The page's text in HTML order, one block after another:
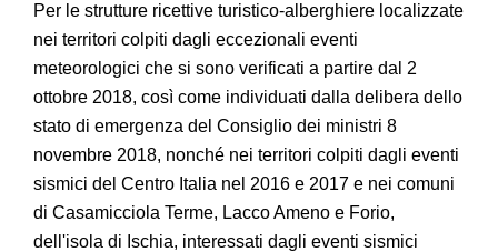
Per le strutture ricettive turistico-alberghiere localizzate
nei territori colpiti dagli eccezionali eventi
meteorologici che si sono verificati a partire dal 2
ottobre 2018, così come individuati dalla delibera dello
stato di emergenza del Consiglio dei ministri 8
novembre 2018, nonché nei territori colpiti dagli eventi
sismici del Centro Italia nel 2016 e 2017 e nei comuni
di Casamicciola Terme, Lacco Ameno e Forio,
dell'isola di Ischia, interessati dagli eventi sismici